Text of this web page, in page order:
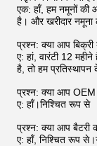
एक: हाँ, हम नमूनों की
है। और खरीदार
प्रश्न: क्या आप
ए: हां, वारंटी 12
है, तो हम
प्रश्न: क्या आप
ए: हाँ।निश्चित रूप से
प्रश्न: क्या आप बैटरी
ए: हाँ, निश्चित रूप